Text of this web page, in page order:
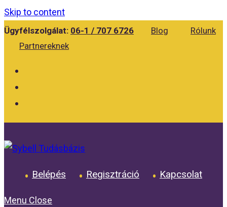
Skip to content
Ügyfélszolgálat: 06-1 / 707 6726 Blog
Rólunk
Partnereknek
Belépés Regisztráció Kapcsolat
Menu Close